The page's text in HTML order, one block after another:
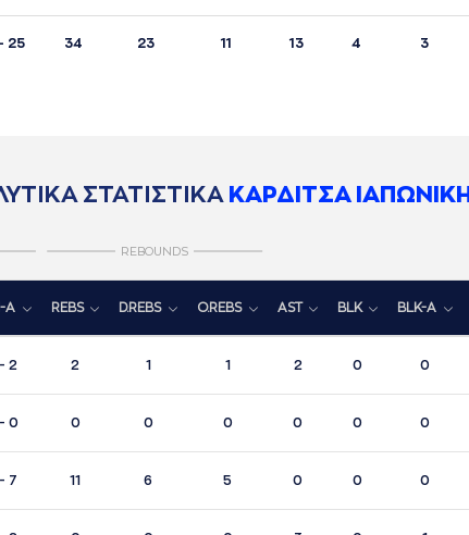
25 34 23 11 13 4 3
ΣΤΑΤΙΣΤΙΚΑ ΚΑΡΔΙΤΣΑ ΙΑΠΩΝΙΚΗ
REBOUNDS
A REBS D.REBS O.REBS AST BLK BLK-A
2 2 1 1 2 0 0
0 0 0 0 0 0 0
7 11 6 5 0 0 0